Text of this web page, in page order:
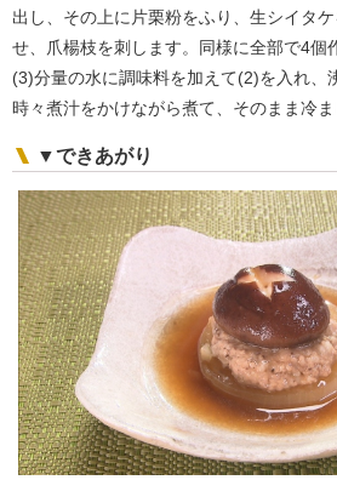
出し、その上に片栗粉をふり、生シイタ
せ、爪楊枝を刺します。同様に全部で4個
(3)分量の水に調味料を加えて(2)を入れ、
時々煮汁をかけながら煮て、そのまま冷ま
▼できあがり